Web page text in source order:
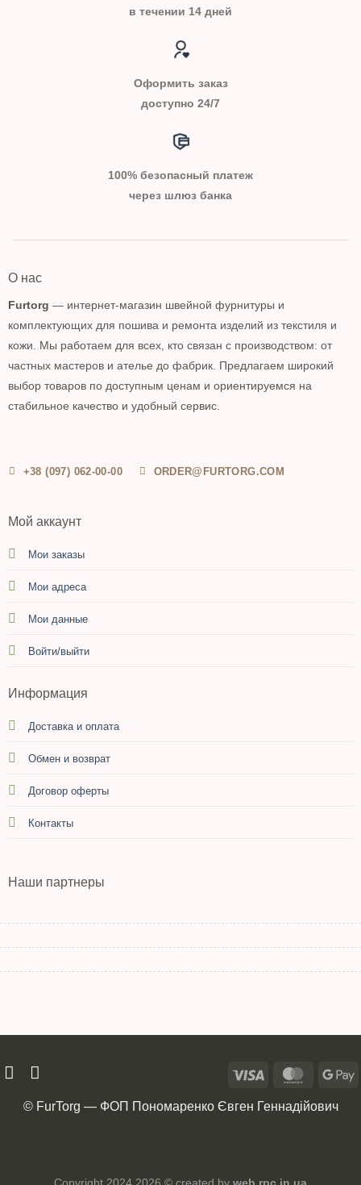
в течении 14 дней
Оформить заказ
доступно 24/7
100% безопасный платеж
через шлюз банка
О нас
Furtorg — интернет-магазин швейной фурнитуры и
комплектующих для пошива и ремонта изделий из текстиля и
кожи. Мы работаем для всех, кто связан с производством: от
частных мастеров и ателье до фабрик. Предлагаем широкий
выбор товаров по доступным ценам и ориентируемся на
стабильное качество и удобный сервис.
+38 (097) 062-00-00 ORDER@FURTORG.COM
Мой аккаунт
Мои заказы
Мои адреса
Мои данные
Войти/выйти
Информация
Доставка и оплата
Обмен и возврат
Договор оферты
Контакты
Наши партнеры
© FurTorg — ФОП Пономаренко Євген Геннадійович